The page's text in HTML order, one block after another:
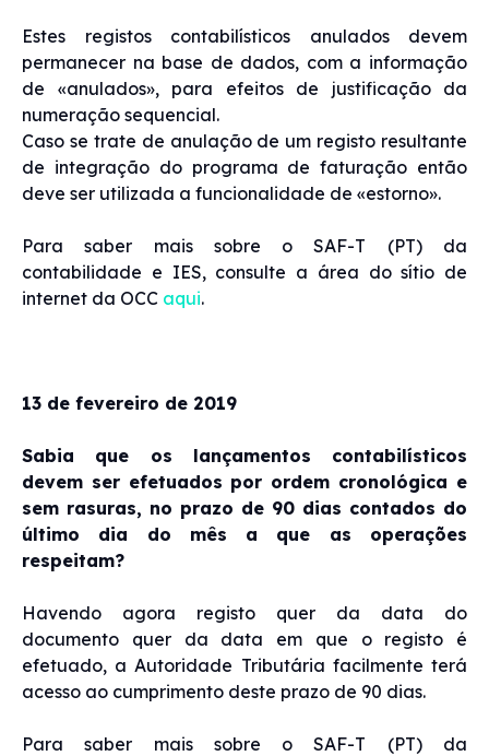
Estes registos contabilísticos anulados devem
permanecer na base de dados, com a informação
de «anulados», para efeitos de justificação da
numeração sequencial.
Caso se trate de anulação de um registo resultante
de integração do programa de faturação então
deve ser utilizada a funcionalidade de «estorno».
Para saber mais sobre o SAF-T (PT) da
contabilidade e IES, consulte a área do sítio de
internet da OCC aqui.
13 de fevereiro de 2019
Sabia que os lançamentos contabilísticos
devem ser efetuados por ordem cronológica e
sem rasuras, no prazo de 90 dias contados do
último dia do mês a que as operações
respeitam?
Havendo agora registo quer da data do
documento quer da data em que o registo é
efetuado, a Autoridade Tributária facilmente terá
acesso ao cumprimento deste prazo de 90 dias.
Para saber mais sobre o SAF-T (PT) da